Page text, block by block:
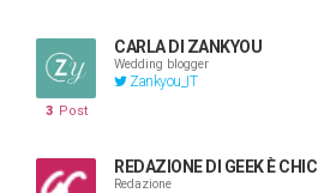
CARLA DI ZANKYOU
Wedding blogger
Zankyou_IT
3 Post
REDAZIONE DI GEEK È CHIC
Redazione